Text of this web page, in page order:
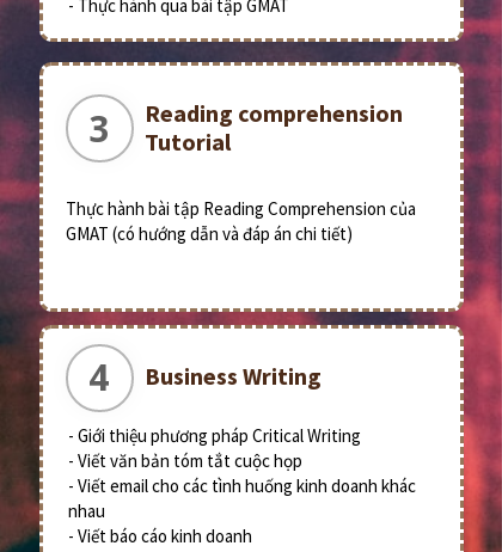
Reading comprehension
Tutorial
Thực hành bài tập Reading Comprehension của
GMAT (có hướng dẫn và đáp án chi tiết)
3
Business Writing
- Giới thiệu phương pháp Critical Writing
- Viết văn bản tóm tắt cuộc họp
- Viết email cho các tình huống kinh doanh khác
nhau
- Viết báo cáo kinh doanh
4
- Thực hành qua bài tập GMAT